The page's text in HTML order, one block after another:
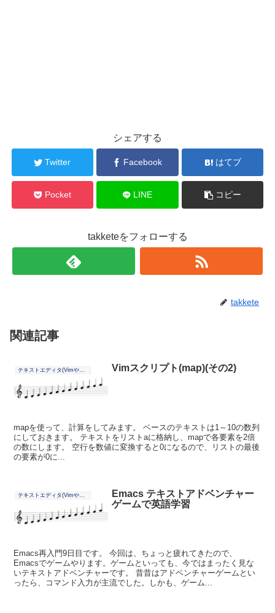
シェアする
Twitter Facebook はてブ
Pocket LINE コピー
takketeをフォローする
takkete
関連記事
テキストエディタ(Vimやその他) Vimスクリプト(map)(その2)
mapを使って、計算をしてみます。 ベースのテキストは1～10の数列
にしておきます。 テキストをリストaに格納し、mapで各要素を2倍
の数にします。 空行を数値に変換すると0になるので、リストの最後
の要素が0に...
テキストエディタ(Vimやその他)
Emacs テキストアドベンチャー
ゲームで英語学習
Emacs再入門9日目です。 今回は、ちょっと疲れてきたので、
Emacsでゲームやります。ゲームといっても、今ではまったく見な
いテキストアドベンチャーです。 昔昔はアドベンチャーゲームとい
ったら、コマンド入力が主流でした。しかも、ゲーム...